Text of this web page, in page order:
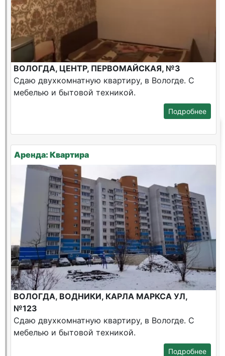
ВОЛОГДА, ЦЕНТР, ПЕРВОМАЙСКАЯ, №3
Сдаю двухкомнатную квартиру, в Вологде. С
мебелью и бытовой техникой.
Подробнее
Аренда: Квартира
ВОЛОГДА, ВОДНИКИ, КАРЛА МАРКСА УЛ,
№123
Сдаю двухкомнатную квартиру, в Вологде. С
мебелью и бытовой техникой.
Подробнее